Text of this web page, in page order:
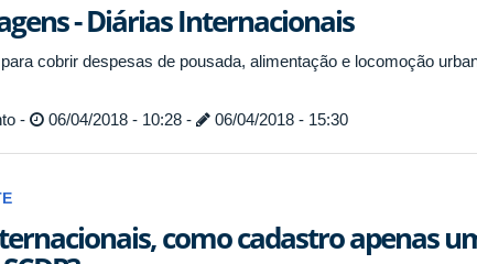
- Diárias Internacionais
cobrir despesas de pousada, alimentação e locomoção
-
06/04/2018 - 10:28 - 06/04/2018 - 15:30
como cadastro apenas